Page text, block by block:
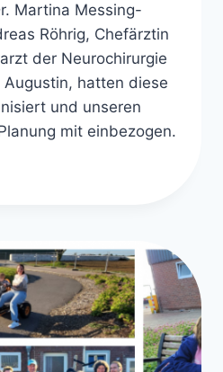
Martina Messing-
Röhrig, Chefärztin
der Neurochirurgie
hatten diese
und unseren
mit einbezogen.